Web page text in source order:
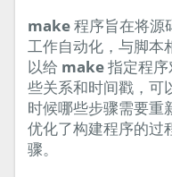
make程序旨在将源
工作自动化，与脚本
以给 make指定程
些关系和时间戳，可
时候哪些步骤需要重
优化了构建程序的过
骤。